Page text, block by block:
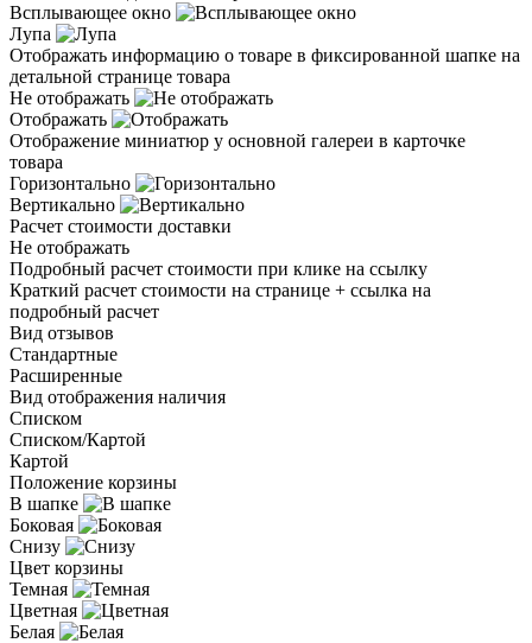
Всплывающее окно
Лупа
Отображать информацию о товаре в фиксированной шапке на
детальной странице товара
Не отображать
Отображать
Отображение миниатюр у основной галереи в карточке
товара
Горизонтально
Вертикально
Расчет стоимости доставки
Не отображать
Подробный расчет стоимости при клике на ссылку
Краткий расчет стоимости на странице + ссылка на
подробный расчет
Вид отзывов
Стандартные
Расширенные
Вид отображения наличия
Списком
Списком/Картой
Картой
Положение корзины
В шапке
Боковая
Снизу
Цвет корзины
Темная
Цветная
Белая